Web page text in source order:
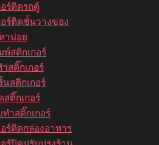
ร์ติดรถตู้
อร์ติดชั้นวางของ
าบ่อย
พ์สติกเกอร์
สติ๊กเกอร์
นสติกเกอร์
สติ๊กเกอร์
ทำสติ๊กเกอร์
อร์ติดกล่องอาหาร